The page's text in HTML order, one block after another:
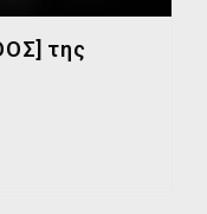
της